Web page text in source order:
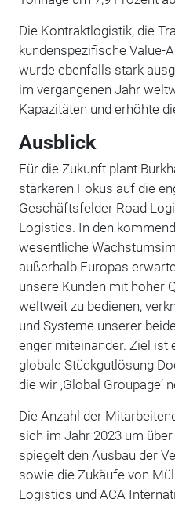
Die Kontraktlogistik, die
kundenspezifische Value-
wurde ebenfalls stark
im vergangenen Jahr
Kapazitäten und erhöhte
Ausblick
Für die Zukunft plant
stärkeren Fokus auf die
Geschäftsfelder Road
Logistics. In den
wesentliche
außerhalb Europas
unsere Kunden mit hoher
weltweit zu bedienen,
und Systeme unserer
enger miteinander. Ziel ist
globale Stückgutlösung
die wir ‚Global Groupage‘
Die Anzahl der
sich im Jahr 2023 um
spiegelt den Ausbau der
sowie die Zukäufe von
Logistics und ACA